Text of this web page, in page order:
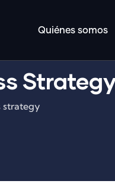
Quiénes somos
strategy